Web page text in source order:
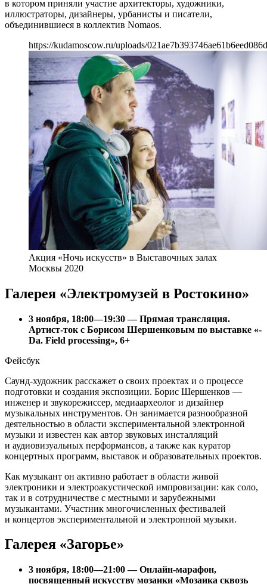
в котором приняли участие архитекторы, художники,
иллюстраторы, дизайнеры, урбанисты и писатели,
объединившиеся в коллектив Nomaos.
https://kudamoscow.ru/uploads/
Акция «Ночь искусств» в Выставочных залах
Москвы 2020
Галерея «Электромузей в Ростокино»
3 ноября, 18:00—19:30 — Прямая трансляция.
Артист-ток с Борисом Шершенковым по выставке «-
Da. Field processing», 6+
Фейсбук
Саунд-художник расскажет о своих проектах и о процессе
подготовки и создания экспозиции. Борис Шершенков —
инженер и звукорежиссер, медиаархеолог и дизайнер
музыкальных инструментов. Он занимается разнообразной
деятельностью в области экспериментальной электронной
музыки и известен как автор звуковых инсталляций
и аудиовизуальных перформансов, а также как куратор
концертных программ, выставок и образовательных проектов.
Как музыкант он активно работает в области живой
электроники и электроакустической импровизации: как соло,
так и в сотрудничестве с местными и зарубежными
музыкантами. Участник многочисленных фестивалей
и концертов экспериментальной и электронной музыки.
Галерея «Загорье»
3 ноября, 18:00—21:00 — Онлайн-марафон,
посвященный искусству мозаики «Мозаика сквозь